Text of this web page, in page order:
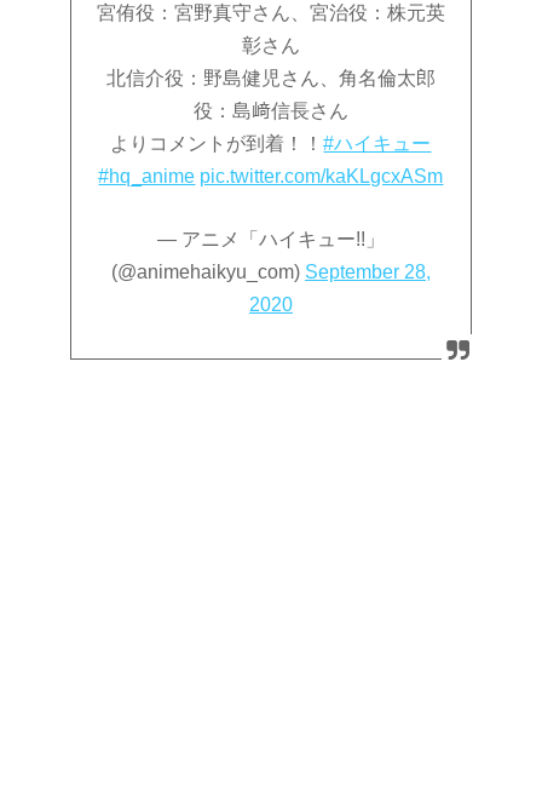
宮侑役：宮野真守さん、宮治役：株元英
彰さん
北信介役：野島健児さん、角名倫太郎
役：島﨑信長さん
よりコメントが到着！！#ハイキュー
#hq_anime pic.twitter.com/kaKLgcxASm
— アニメ「ハイキュー!!」
(@animehaikyu_com) September 28,
2020